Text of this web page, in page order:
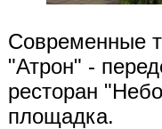
Современные
"Атрон" -
ресторан
площадка.